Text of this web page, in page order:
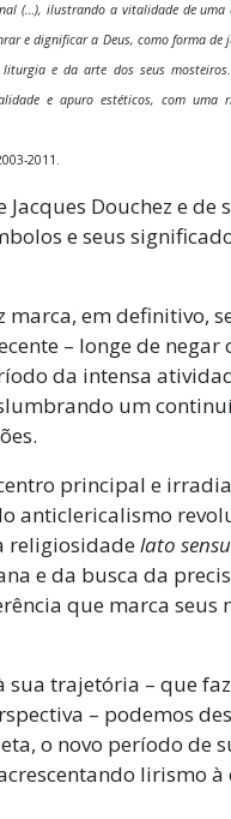
(…), ilustrando a vitalidade de
e dignificar a Deus, como forma
e da arte dos seus
e apuro estéticos, com uma
2011.
Douchez e de
e seus
marca, em definitivo,
– longe de negar
da intensa
um
principal e
anticlericalismo
religiosidadelato sensu
e da busca da
que marca seus
sua trajetória – que faz
– podemos
o novo período de
lirismo